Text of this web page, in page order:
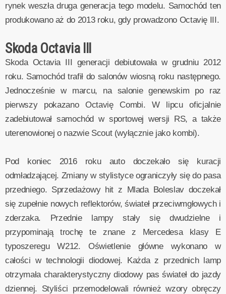
rynek weszła druga generacja tego modelu. Samochód ten
produkowano aż do 2013 roku, gdy prowadzono Octavię III.
Skoda Octavia III
Skoda Octavia III generacji debiutowała w grudniu 2012
roku. Samochód trafił do salonów wiosną roku następnego.
Jednocześnie w marcu, na salonie genewskim po raz
pierwszy pokazano Octavię Combi. W lipcu oficjalnie
zadebiutował samochód w sportowej wersji RS, a także
uterenowionej o nazwie Scout (wyłącznie jako kombi).
Pod koniec 2016 roku auto doczekało się kuracji
odmładzającej. Zmiany w stylistyce ograniczyły się do pasa
przedniego. Sprzedażowy hit z Mlada Boleslav doczekał
się zupełnie nowych reflektorów, świateł przeciwmgłowych i
zderzaka. Przednie lampy stały się dwudzielne i
przypominają trochę te znane z Mercedesa klasy E
typoszeregu W212. Oświetlenie główne wykonano w
całości w technologii diodowej. Każda z przednich lamp
otrzymała charakterystyczny diodowy pas świateł do jazdy
dziennej. Styliści przemodelowali również wzory obręczy